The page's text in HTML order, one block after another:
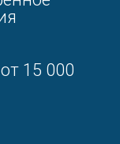
15 000